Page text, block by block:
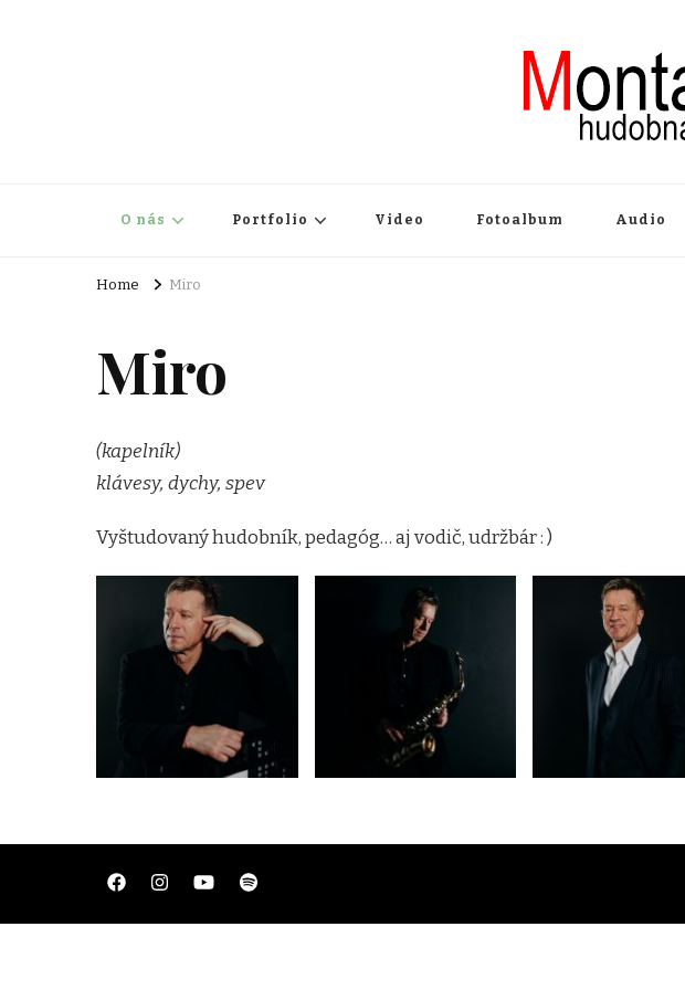
O nás Portfolio Video Fotoalbum Audio
Home Miro
Miro
(kapelník)
klávesy, dychy, spev
Vyštudovaný hudobník, pedagóg… aj vodič, udržbár : )